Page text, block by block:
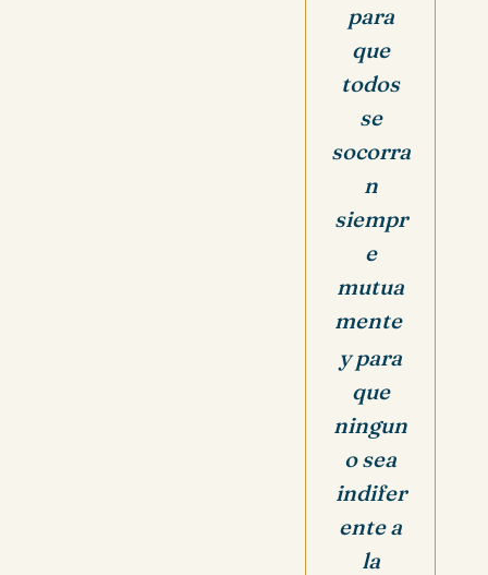
para
que
todos
se
socorra
n
siempr
e
mutua
mente
y para
que
ningun
o sea
indifer
ente a
la